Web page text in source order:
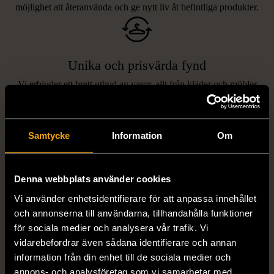
Samtycke Information Om
Denna webbplats använder cookies
Vi använder enhetsidentifierare för att anpassa innehållet
och annonserna till användarna, tillhandahålla funktioner
för sociala medier och analysera vår trafik. Vi
vidarebefordrar även sådana identifierare och annan
information från din enhet till de sociala medier och
annons- och analysföretag som vi samarbetar med.
möjlighet att återanvända och ge nytt liv åt befintliga produkter.
Unika och prisvärda fynd
Vi erbjuder ett brett utbud av varor, allt från kläder och möbler
till böcker och elektronik i våra butiker. Du har chansen att hitta
LIKNANDE PRODUKTER
Hitta produkter som påminner om denna